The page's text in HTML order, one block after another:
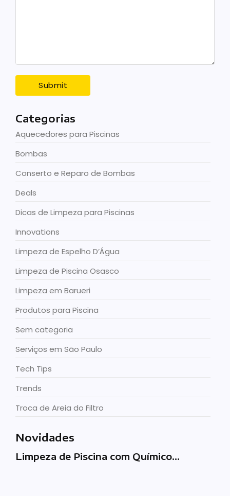
Categorias
Aquecedores para Piscinas
Bombas
Conserto e Reparo de Bombas
Deals
Dicas de Limpeza para Piscinas
Innovations
Limpeza de Espelho D’Água
Limpeza de Piscina Osasco
Limpeza em Barueri
Produtos para Piscina
Sem categoria
Serviços em São Paulo
Tech Tips
Trends
Troca de Areia do Filtro
Novidades
Limpeza de Piscina com Químico…